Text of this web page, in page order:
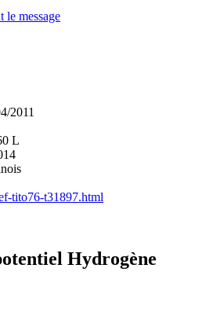
le message
2011
L
tito76-t31897.html
Hydrogène